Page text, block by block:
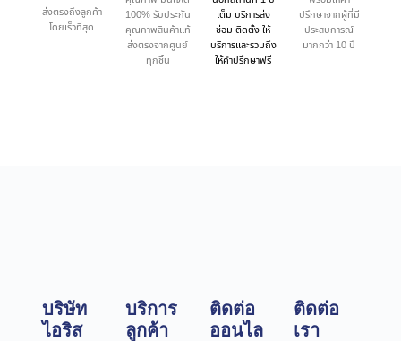
ส่งตรงถึงลูกค้า
โดยเร็วที่สุด
100% รับประกัน
คุณภาพสินค้าแท้
ส่งตรงจากศูนย์
ทุกชิ้น
เต็ม บริการส่ง
ซ่อม ติดตั้ง ให้
บริการและรวมถึง
ให้คำปรึกษาฟรี
ปรึกษาจากผู้ที่มี
ประสบการณ์
มากกว่า 10 ปี
บริษัท
ไอริส
บริการ
ลูกค้า
ติดต่อ
ออนไล
ติดต่อ
เรา